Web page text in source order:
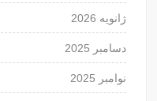
ژانویه 2026
دسامبر 2025
نوامبر 2025